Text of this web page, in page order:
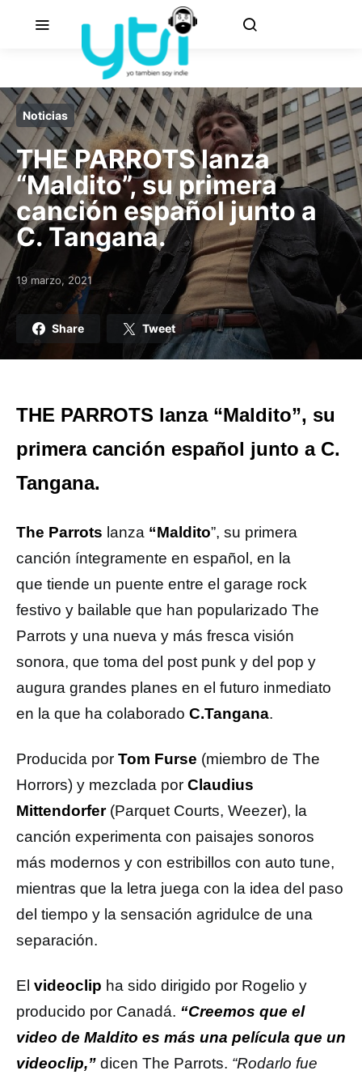
Noticias
THE PARROTS lanza
“Maldito”, su primera
canción español junto a
C. Tangana.
Posted on
19 marzo, 2021
Share Tweet
THE PARROTS lanza “Maldito”, su
primera canción español junto a C.
Tangana.
The Parrots lanza “Maldito”, su primera
canción íntegramente en español, en la
que tiende un puente entre el garage rock
festivo y bailable que han popularizado The
Parrots y una nueva y más fresca visión
sonora, que toma del post punk y del pop y
augura grandes planes en el futuro inmediato
en la que ha colaborado C.Tangana.
Producida por Tom Furse (miembro de The
Horrors) y mezclada por Claudius
Mittendorfer(Parquet Courts, Weezer), la
canción experimenta con paisajes sonoros
más modernos y con estribillos con auto tune,
mientras que la letra juega con la idea del paso
del tiempo y la sensación agridulce de una
separación.
El videoclip ha sido dirigido por Rogelio y
producido por Canadá. “Creemos que el
video de Maldito es más una película que un
videoclip,” dicen The Parrots. “Rodarlo fue